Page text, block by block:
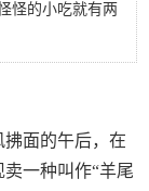
怪的小吃就有两
面的午后，在
一种叫作“羊尾